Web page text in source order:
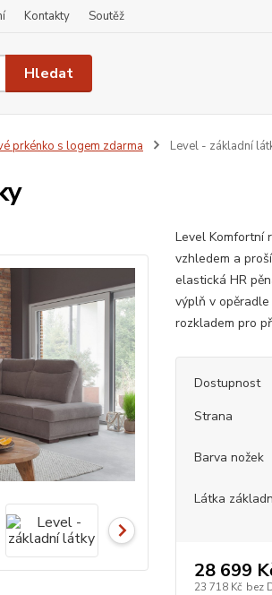
Kontakty Soutěž
Hledat
prkénko s logem zdarma Level - základní
Level Komfortní
vzhledem a
elastická HR
výplň v opěradle
rozkladem pro
Dostupnost
Strana
Barva nožek
Látka
28 699
23 718 Kč bez